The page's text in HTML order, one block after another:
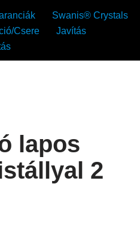
Swanis® Crystals
Csere
Javítás
lapos
2